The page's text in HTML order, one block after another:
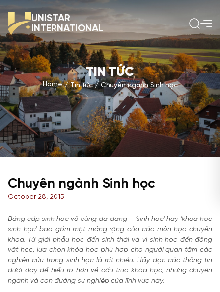
UNISTAR
INTERNATIONAL
TIN TỨC
Home Tin tức Chuyên ngành Sinh học
Chuyên ngành Sinh học
October 28, 2015
Bằng cấp sinh học vô cùng đa dạng – ‘sinh học’ hay ‘khoa học
sinh học’ bao gồm một mảng rộng của các môn học chuyên
khoa. Từ giải phẫu học đến sinh thái và vi sinh học đến động
vật học, lựa chọn khóa học phù hợp cho người quan tâm các
nghiên cứu trong sinh học là rất nhiều. Hãy đọc các thông tin
dưới đây để hiểu rõ hơn về cấu trúc khóa học, những chuyên
ngành và con đường sự nghiệp của lĩnh vực này.